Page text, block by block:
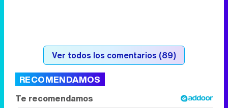
Ver todos los comentarios (89)
RECOMENDAMOS